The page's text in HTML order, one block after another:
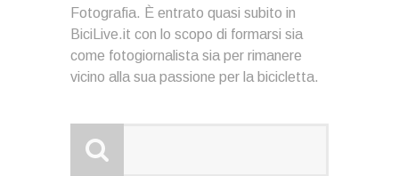
Fotografia. È entrato quasi subito in
BiciLive.it con lo scopo di formarsi sia
come fotogiornalista sia per rimanere
vicino alla sua passione per la bicicletta.